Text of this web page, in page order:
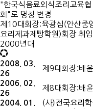
"한국식음료외식조리교육협
회"로 명칭 변경
제10대회장:육광심(안산중
요리제과제빵학원)회장 취임
2000년대
2008. 03.
26
제9대회장:배
2006. 02.
26
제8대회장:배
2004. 01.
(사)전국요리